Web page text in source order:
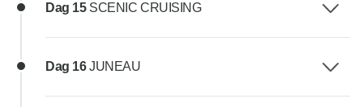
Dag 15 SCENIC CRUISING
Dag 16JUNEAU